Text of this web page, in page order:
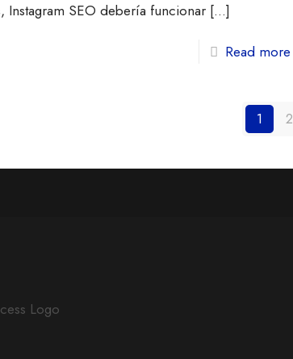
Instagram SEO debería funcionar […]
Read more
1 2